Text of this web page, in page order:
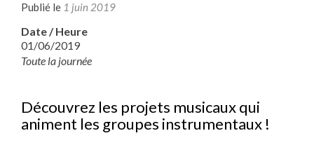
Publié le 1 juin 2019
Date / Heure
01/06/2019
Toute la journée
Découvrez les projets musicaux qui
animent les groupes instrumentaux !